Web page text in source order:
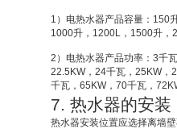
1 ）电热水器产品容量： 150
1000升 ， 1200L ， 1500升 ，
2 ）电热水器产品功率： 3千
22.5KW， 24千瓦， 25KW，
千瓦， 65KW， 70千瓦，
7. 热水器的安装
热水器安装位置应选择离墙